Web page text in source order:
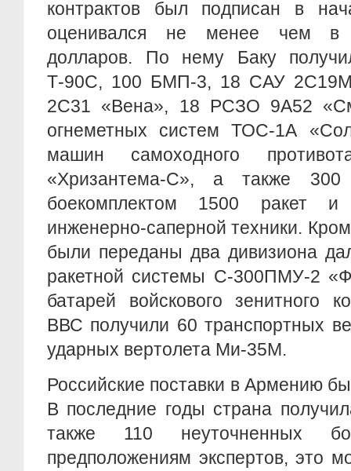
контрактов был подписан в
оценивался не менее чем в
долларов. По нему Баку
Т-90С, 100 БМП-3, 18 САУ
2С31 «Вена», 18 РСЗО 9А52
огнеметных систем ТОС-1А
машин самоходного
«Хризантема-С», а также
боекомплектом 1500 ракет и
инженерно-саперной техники.
были переданы два дивизиона
ракетной системы С-300ПМУ-2
батарей войскового зенитного
ВВС получили 60 транспортных
ударных вертолета Ми-35М.
Российские поставки в Армению
В последние годы страна
также 110 неуточненных
предположениям экспертов, это